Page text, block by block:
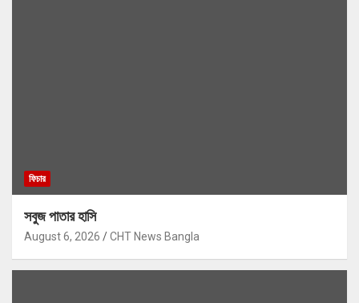
ফিচার
সবুজ পাতার হাসি
August 6, 2026 CHT News Bangla